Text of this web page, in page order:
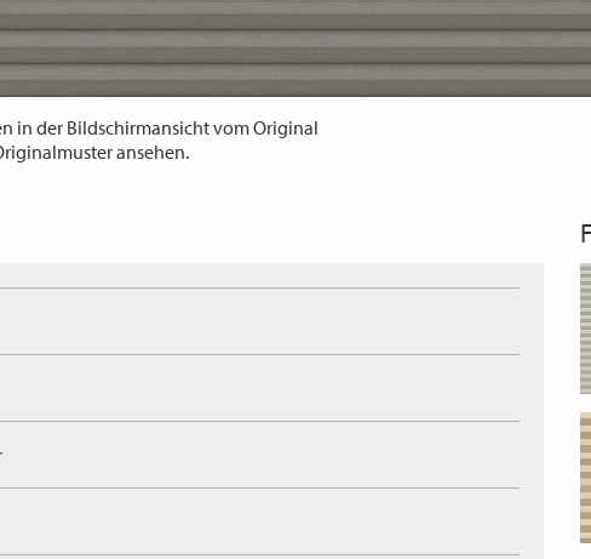
in der Bildschirmansicht vom Original
ansehen.